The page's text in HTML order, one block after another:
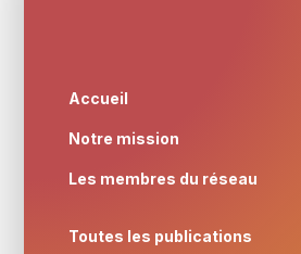
Accueil
Notre mission
Les membres du réseau
Toutes les publications